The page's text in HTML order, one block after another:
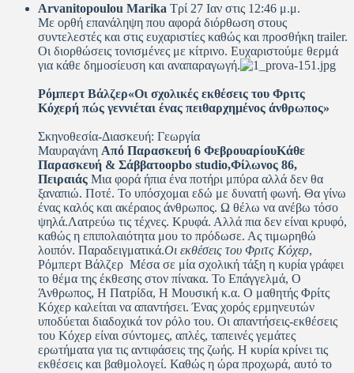
Arvanitopoulou Marika Τρί 27 Ιαν στις 12:46 μ.μ.
Με ορθή επανάληψη που αφορά διόρθωση στους
συντελεστές και στις ευχαριστίες καθώς και προσθήκη trailer.
Οι διορθώσεις τονισμένες με κίτρινο. Ευχαριστούμε θερμά
για κάθε δημοσίευση και αναπαραγωγή.
Ρόμπερτ Βάλζερ«Οι σχολικές εκθέσεις του Φριτς
Κόχερή πώς γεννιέται ένας πειθαρχημένος άνθρωπος»
Σκηνοθεσία-Διασκευή: Γεωργία
Μαυραγάνη Από Παρασκευή 6 ΦεβρουαρίουΚάθε
Παρασκευή & Σάββατοopbo studio,Φίλωνος 86,
Πειραιάς Μια φορά ήπια ένα ποτήρι μπύρα αλλά δεν θα
ξαναπιώ. Ποτέ. Το υπόσχομαι εδώ με δυνατή φωνή. Θα γίνω
ένας καλός και ακέραιος άνθρωπος. Ω θέλω να ανέβω τόσο
ψηλά.Λατρεύω τις τέχνες. Κρυφά. Αλλά πια δεν είναι κρυφό,
καθώς η επιπολαιότητα μου το πρόδωσε. Ας τιμωρηθώ
λοιπόν. Παραδειγματικά.Οι εκθέσεις του Φριτς Κόχερ,
Ρόμπερτ Βάλζερ Μέσα σε μία σχολική τάξη η κυρία γράφει
το θέμα της έκθεσης στον πίνακα. Το Επάγγελμά, Ο
Άνθρωπος, Η Πατρίδα, Η Μουσική κ.α. Ο μαθητής Φρίτς
Κόχερ καλείται να απαντήσει. Ένας χορός ερμηνευτών
υποδύεται διαδοχικά τον ρόλο του. Οι απαντήσεις-εκθέσεις
του Κόχερ είναι σύντομες, απλές, ταπεινές γεμάτες
ερωτήματα για τις αντιφάσεις της ζωής. Η κυρία κρίνει τις
εκθέσεις και βαθμολογεί. Καθώς η ώρα προχωρά, αυτό το